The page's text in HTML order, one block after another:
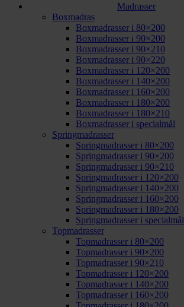
Madrasser
Boxmadras
Boxmadrasser i 80×200
Boxmadrasser i 90×200
Boxmadrasser i 90×210
Boxmadrasser i 90×220
Boxmadrasser i 120×200
Boxmadrasser i 140×200
Boxmadrasser i 160×200
Boxmadrasser i 180×200
Boxmadrasser i 180×210
Boxmadrasser i specialmål
Springmadrasser
Springmadrasser i 80×200
Springmadrasser i 90×200
Springmadrasser i 90×210
Springmadrasser i 120×200
Springmadrasser i 140×200
Springmadrasser i 160×200
Springmadrasser i 180×200
Springmadrasser i specialmål
Topmadrasser
Topmadrasser i 80×200
Topmadrasser i 90×200
Topmadrasser i 90×210
Topmadrasser i 120×200
Topmadrasser i 140×200
Topmadrasser i 160×200